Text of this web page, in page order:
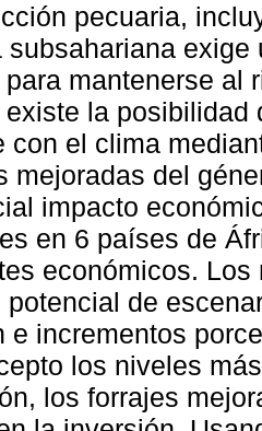
pecuaria,
subsahariana exige
mantenerse al
la posibilidad
con el clima
mejoradas del
impacto
en 6 países de
económicos.
potencial de
e incrementos
los niveles
los forrajes